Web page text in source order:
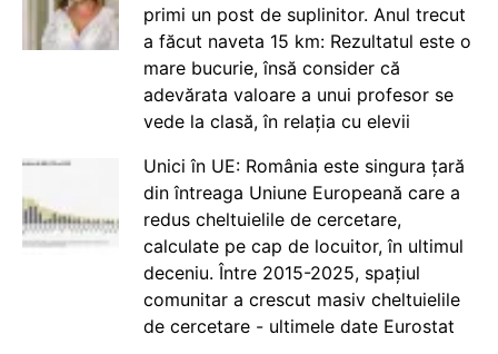
primi un post de suplinitor. Anul trecut
a făcut naveta 15 km: Rezultatul este o
mare bucurie, însă consider că
adevărata valoare a unui profesor se
vede la clasă, în relația cu elevii
Unici în UE: România este singura țară
din întreaga Uniune Europeană care a
redus cheltuielile de cercetare,
calculate pe cap de locuitor, în ultimul
deceniu. Între 2015-2025, spațiul
comunitar a crescut masiv cheltuielile
de cercetare - ultimele date Eurostat